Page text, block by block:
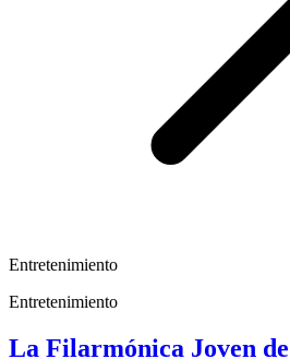
Entretenimiento
Entretenimiento
La Filarmónica Joven